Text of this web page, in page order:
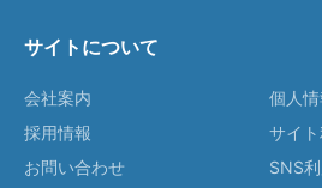
サイトについて
会社案内
採用情報
お問い合わせ
個人
サイ
SNS